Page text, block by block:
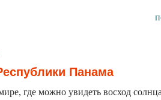
Панама
где можно увидеть восход